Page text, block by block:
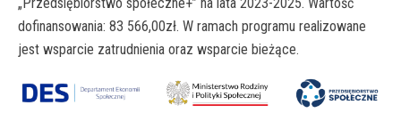
dofinansowania: 83 566,00zł. W ramach programu realizowane
jest wsparcie zatrudnienia oraz wsparcie bieżące.